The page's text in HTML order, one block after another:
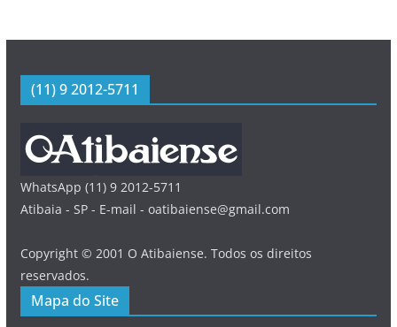
(11) 9 2012-5711
WhatsApp (11) 9 2012-5711
Atibaia - SP - E-mail - oatibaiense@gmail.com
Copyright © 2001 O Atibaiense. Todos os direitos
reservados.
Mapa do Site